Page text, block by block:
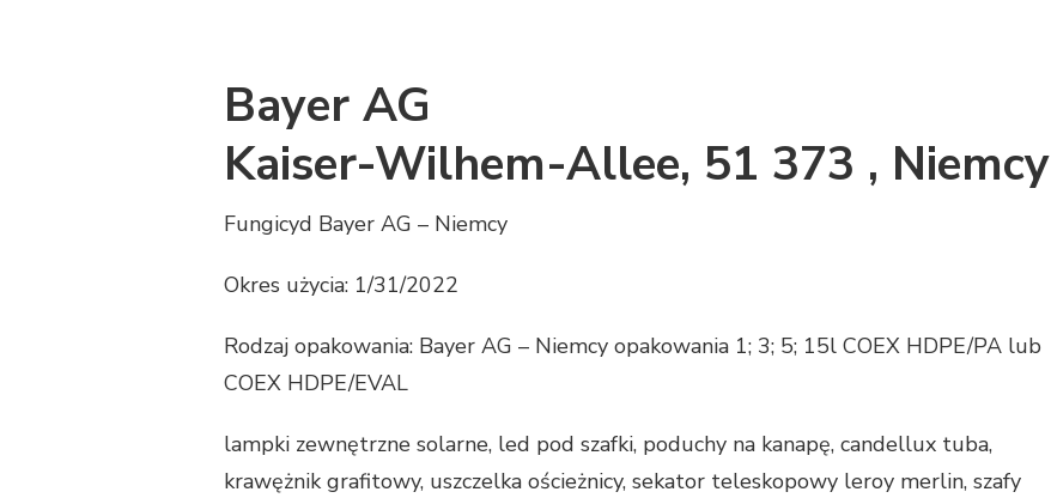
Bayer AG
Kaiser-Wilhem-Allee, 51 373 , Niemcy
Fungicyd Bayer AG – Niemcy
Okres użycia: 1/31/2022
Rodzaj opakowania: Bayer AG – Niemcy opakowania 1; 3; 5; 15l COEX HDPE/PA lub
COEX HDPE/EVAL
lampki zewnętrzne solarne, led pod szafki, poduchy na kanapę, candellux tuba,
krawężnik grafitowy, uszczelka ościeżnicy, sekator teleskopowy leroy merlin, szafy